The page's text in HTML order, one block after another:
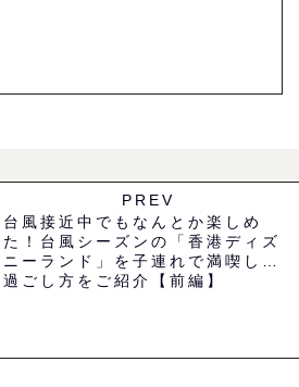
PREV
台風接近中でもなんとか楽しめ
た！台風シーズンの「香港ディズ
ニーランド」を子連れで満喫した
過ごし方をご紹介【前編】